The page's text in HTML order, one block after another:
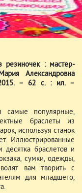
резиночек : мастер-
Александровна
– 62 с. : ил. –
самые популярные,
браслеты из
используя станок
Иллюстрированные
браслетов и
сумки, одежды,
вам творить с
для младшего,